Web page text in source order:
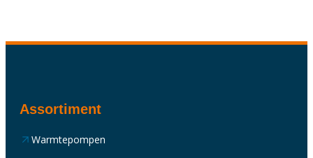
Assortiment
Warmtepompen